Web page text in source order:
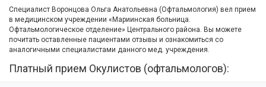
Специалист Воронцова Ольга Анатольевна (Офтальмология) вел прием
в медицинском учреждении «Мариинская больница.
Офтальмологическое отделение» Центрального района. Вы можете
почитать оставленные пациентами отзывы и ознакомиться со
аналогичными специалистами данного мед. учреждения.
Платный прием Окулистов (офтальмологов):